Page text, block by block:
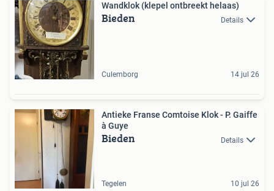
Wandklok (klepel ontbreekt helaas)
Bieden Details
Culemborg 14 jul 26
Antieke Franse Comtoise Klok - P. Gaiffe
à Guye
Bieden Details
Tegelen 10 jul 26